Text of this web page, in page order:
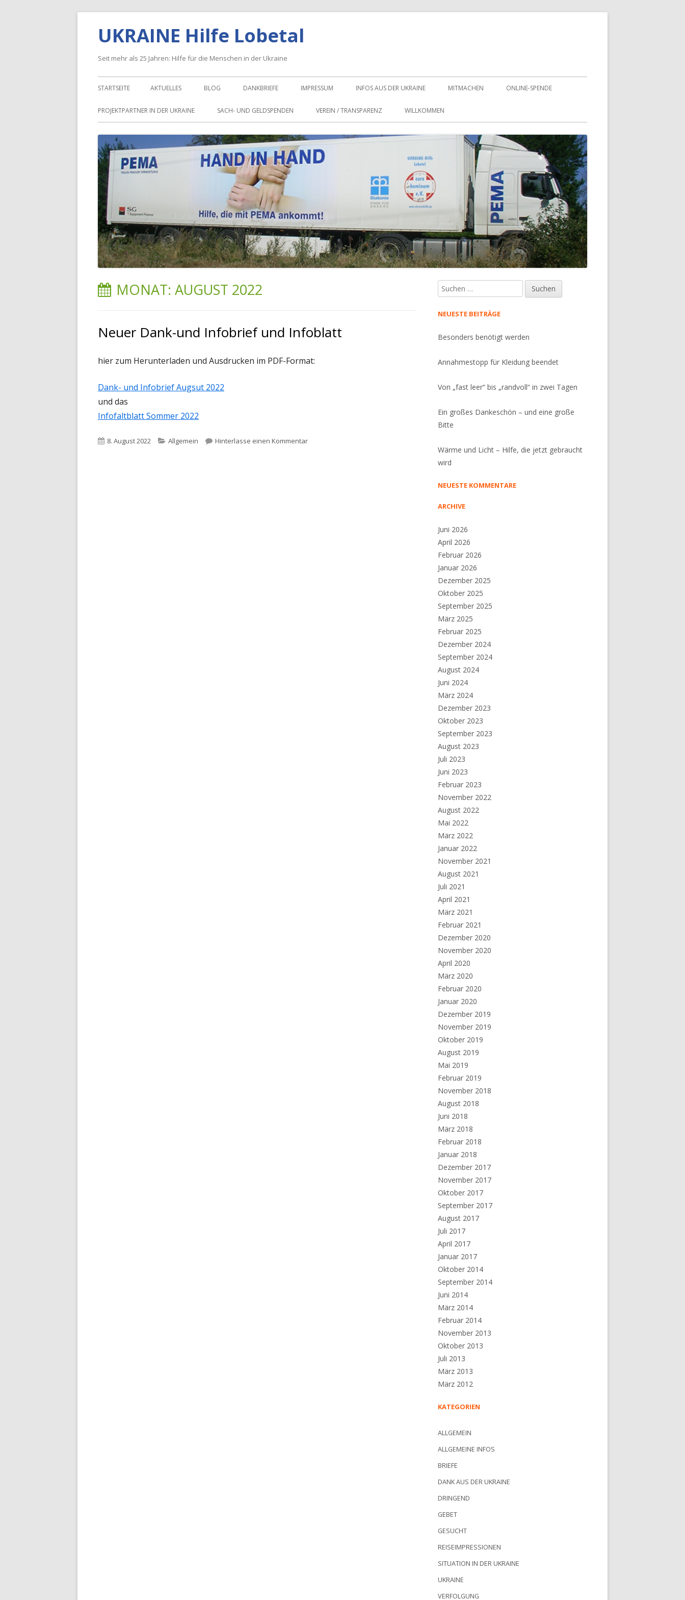
UKRAINE Hilfe Lobetal
Seit mehr als 25 Jahren: Hilfe für die Menschen in der Ukraine
Primäres
Menü
STARTSEITE AKTUELLES BLOG DANKBRIEFE IMPRESSUM INFOS AUS DER UKRAINE MITMACHEN ONLINE-SPENDE
PROJEKTPARTNER IN DER UKRAINE SACH- UND GELDSPENDEN VEREIN / TRANSPARENZ WILLKOMMEN
MONAT: AUGUST 2022
Neuer Dank-und Infobrief und Infoblatt
hier zum Herunterladen und Ausdrucken im PDF-Format:
Dank- und Infobrief Augsut 2022
und das
Infofaltblatt Sommer 2022
Veröffentlicht
8. August 2022 Kategorien
Allgemein Hinterlasse einen Kommentarzu Neuer Dank-und Infobrief und Infoblatt
Haupt-
Seitenleiste
Suche
nach:
NEUESTE BEITRÄGE
Besonders benötigt werden
Annahmestopp für Kleidung beendet
Von „fast leer“ bis „randvoll“ in zwei Tagen
Ein großes Dankeschön – und eine große
Bitte
Wärme und Licht – Hilfe, die jetzt gebraucht
wird
NEUESTE KOMMENTARE
ARCHIVE
Juni 2026
April 2026
Februar 2026
Januar 2026
Dezember 2025
Oktober 2025
September 2025
März 2025
Februar 2025
Dezember 2024
September 2024
August 2024
Juni 2024
März 2024
Dezember 2023
Oktober 2023
September 2023
August 2023
Juli 2023
Juni 2023
Februar 2023
November 2022
August 2022
Mai 2022
März 2022
Januar 2022
November 2021
August 2021
Juli 2021
April 2021
März 2021
Februar 2021
Dezember 2020
November 2020
April 2020
März 2020
Februar 2020
Januar 2020
Dezember 2019
November 2019
Oktober 2019
August 2019
Mai 2019
Februar 2019
November 2018
August 2018
Juni 2018
März 2018
Februar 2018
Januar 2018
Dezember 2017
November 2017
Oktober 2017
September 2017
August 2017
Juli 2017
April 2017
Januar 2017
Oktober 2014
September 2014
Juni 2014
März 2014
Februar 2014
November 2013
Oktober 2013
Juli 2013
März 2013
März 2012
KATEGORIEN
ALLGEMEIN
ALLGEMEINE INFOS
BRIEFE
DANK AUS DER UKRAINE
DRINGEND
GEBET
GESUCHT
REISEIMPRESSIONEN
SITUATION IN DER UKRAINE
UKRAINE
VERFOLGUNG